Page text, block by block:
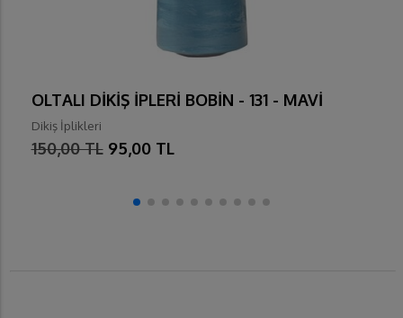
OLTALI DİKİŞ İPLERİ BOBİN - 131 - MAVİ
Dikiş İplikleri
150,00 TL 95,00 TL